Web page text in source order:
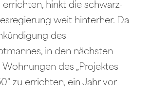
errichten, hinkt die schwarz-
weit hinterher. Da
des
in den nächsten
des „Projektes
zu errichten, ein Jahr vor